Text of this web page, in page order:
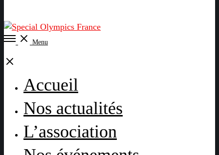
Open
Menu
Close
Accueil
Nos actualités
L’association